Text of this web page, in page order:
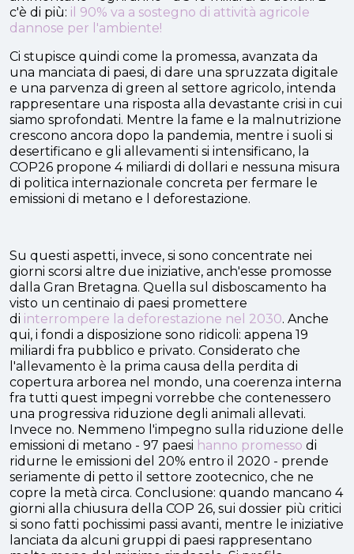
c'è di più: il 90% va a sostegno di attività agricole
dannose per l'ambiente!
Ci stupisce quindi come la promessa, avanzata da
una manciata di paesi, di dare una spruzzata digitale
e una parvenza di green al settore agricolo, intenda
rappresentare una risposta alla devastante crisi in cui
siamo sprofondati. Mentre la fame e la malnutrizione
crescono ancora dopo la pandemia, mentre i suoli si
desertificano e gli allevamenti si intensificano, la
COP26 propone 4 miliardi di dollari e nessuna misura
di politica internazionale concreta per fermare le
emissioni di metano e l deforestazione.
Su questi aspetti, invece, si sono concentrate nei
giorni scorsi altre due iniziative, anch'esse promosse
dalla Gran Bretagna. Quella sul disboscamento ha
visto un centinaio di paesi promettere
di interrompere la deforestazione nel 2030. Anche
qui, i fondi a disposizione sono ridicoli: appena 19
miliardi fra pubblico e privato. Considerato che
l'allevamento è la prima causa della perdita di
copertura arborea nel mondo, una coerenza interna
fra tutti quest impegni vorrebbe che contenessero
una progressiva riduzione degli animali allevati.
Invece no. Nemmeno l'impegno sulla riduzione delle
emissioni di metano - 97 paesi hanno promesso di
ridurne le emissioni del 20% entro il 2020 - prende
seriamente di petto il settore zootecnico, che ne
copre la metà circa. Conclusione: quando mancano 4
giorni alla chiusura della COP 26, sui dossier più critici
si sono fatti pochissimi passi avanti, mentre le iniziative
lanciata da alcuni gruppi di paesi rappresentano